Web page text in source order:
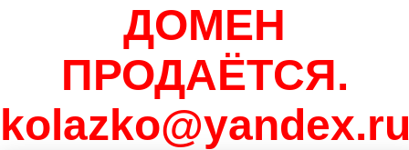
ДОМЕН
ПРОДАЁТСЯ.